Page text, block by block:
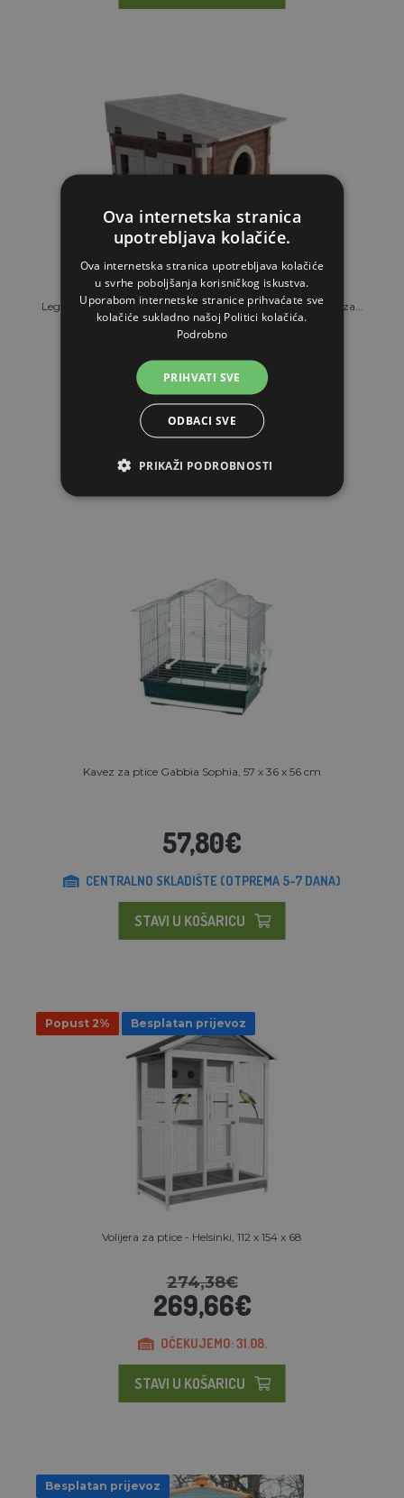
Leganest gnijezdo za ptice, 22x22x26 cm - Fleksibilni dom za...
40,73€
NA ZALIHAMA
STAVI U KOŠARICU
Kavez za ptice Gabbia Sophia, 57 x 36 x 56 cm
57,80€
CENTRALNO SKLADIŠTE (OTPREMA 5-7 DANA)
STAVI U KOŠARICU
Popust 2% Besplatan prijevoz
Volijera za ptice - Helsinki, 112 x 154 x 68
274,38€
269,66€
OČEKUJEMO: 31.08.
STAVI U KOŠARICU
Besplatan prijevoz
Ova internetska stranica
upotrebljava kolačiće.
Ova internetska stranica upotrebljava kolačiće
u svrhe poboljšanja korisničkog iskustva.
Uporabom internetske stranice prihvaćate sve
kolačiće sukladno našoj Politici kolačića.
Podrobno
PRIHVATI SVE
ODBACI SVE
PRIKAŽI PODROBNOSTI